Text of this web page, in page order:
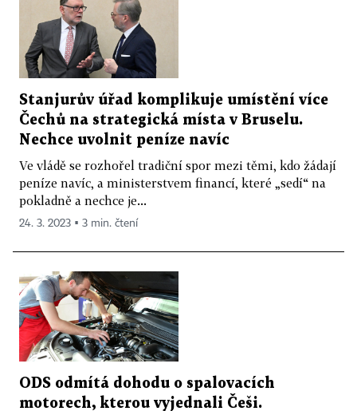
Stanjurův úřad komplikuje umístění více
Čechů na strategická místa v Bruselu.
Nechce uvolnit peníze navíc
Ve vládě se rozhořel tradiční spor mezi těmi, kdo žádají
peníze navíc, a ministerstvem financí, které „sedí“ na
pokladně a nechce je...
24. 3. 2023 ▪ 3 min. čtení
ODS odmítá dohodu o spalovacích
motorech, kterou vyjednali Češi.